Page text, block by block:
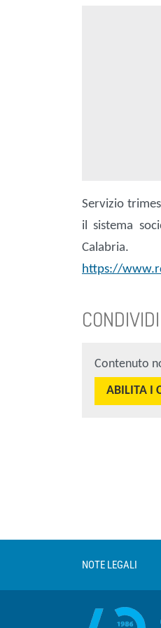
Servizio
il sistema
Calabria.
https://
CONDIVIDI
Contenuto
ABILITA I
NOTE LEGALI